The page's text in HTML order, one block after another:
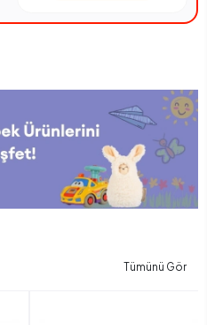
Tümünü Gör